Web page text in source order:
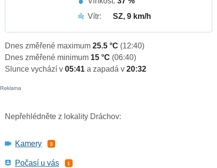
Vítr:
SZ, 9 km/h
Dnes změřené maximum 25.5 °C (12:40)
Dnes změřené minimum 15 °C (06:40)
Slunce vychází v 05:41 a zapadá v 20:32
Nepřehlédněte z lokality Dráchov:
Kamery 3
Počasí u vás 1